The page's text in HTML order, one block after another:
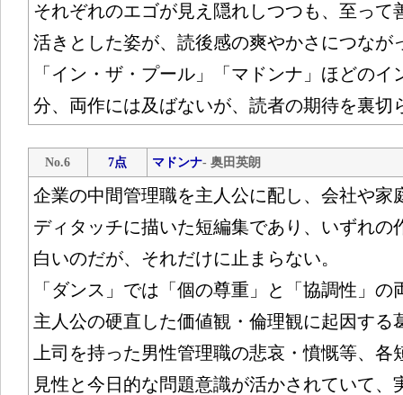
それぞれのエゴが見え隠れしつつも、至って
活きとした姿が、読後感の爽やかさにつなが
「イン・ザ・プール」「マドンナ」ほどの
分、両作には及ばないが、読者の期待を裏切
No.6 7点 マドンナ- 奥田英朗
企業の中間管理職を主人公に配し、会社や家
ディタッチに描いた短編集であり、いずれの
白いのだが、それだけに止まらない。
「ダンス」では「個の尊重」と「協調性」
主人公の硬直した価値観・倫理観に起因する
上司を持った男性管理職の悲哀・憤慨等、
見性と今日的な問題意識が活かされていて、